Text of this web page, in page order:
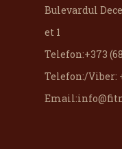
Bulevardul
et 1
Telefon:+373
Telefon:/Viber:
Email: